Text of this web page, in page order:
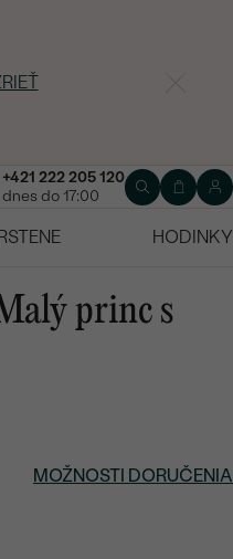
+421 222 205 120
dnes do 17:00
HODINKY
princ s
MOŽNOSTI DORUČENIA